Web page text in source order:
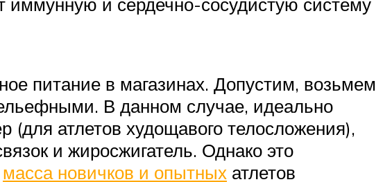
питание в магазинах. Допустим, возьмем
В данном случае, идеально
(для атлетов худощавого телосложения),
и жиросжигатель. Однако это
масса новичков и опытных атлетов